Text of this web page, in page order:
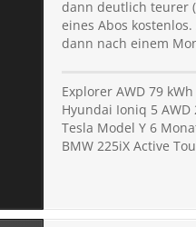
dann deutlich teurer
eines Abos
dann nach einem
Explorer AWD 79
Hyundai Ioniq 5 AWD
Tesla Model Y 6
BMW 225iX Active